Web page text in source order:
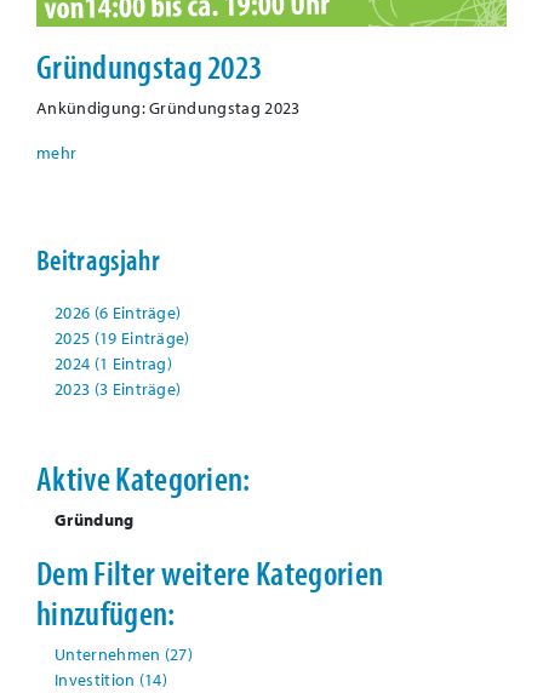
Gründungstag 2023
Ankündigung: Gründungstag 2023
Beitragsjahr
2026 (6 Einträge)
2025 (19 Einträge)
2024 (1 Eintrag)
2023 (3 Einträge)
Aktive Kategorien:
Gründung
Dem Filter weitere Kategorien
hinzufügen:
Unternehmen (27)
Investition (14)